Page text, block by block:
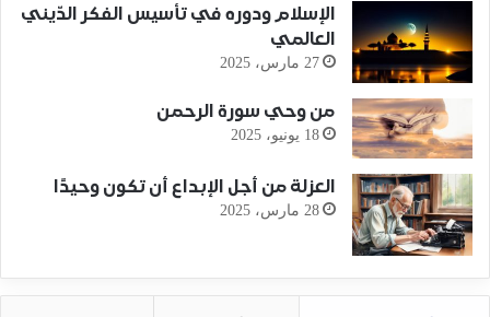
الإسلام ودوره في تأسيس الفكر الدّيني
العالمي
27 مارس، 2025
من وحي سورة الرحمن
18 يونيو، 2025
العزلة من أجل الإبداع أن تكون وحيدًا
28 مارس، 2025